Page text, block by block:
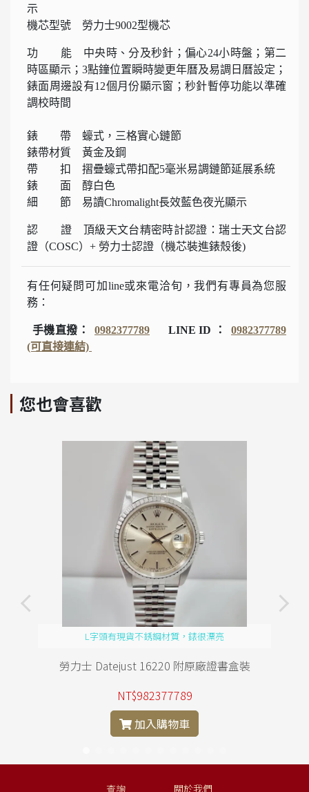
示
機芯型號 勞力士9002型機芯
功 能 中央時、分及秒針；偏心24小時盤；第二
時區顯示；3點鐘位置瞬時變更年曆及易調日曆設定；
錶面周邊設有12個月份顯示窗；秒針暫停功能以準確
調校時間
錶 帶 蠔式，三格實心鏈節
錶帶材質 黃金及鋼
帶 扣 摺疊蠔式帶扣配5毫米易調鏈節延展系統
錶 面 醇白色
細 節 易讀Chromalight長效藍色夜光顯示
認 證 頂級天文台精密時計認證：瑞士天文台認
證（COSC）+ 勞力士認證（機芯裝進錶殼後)
有任何疑問可加line或來電洽旬，我們有專員為您服
務：
手機直撥： 0982377789 LINE ID ：
0982377789
(可直接連結)
您也會喜歡
L字頭有現貨不銹鋼材質，錶很漂亮
勞力士 Datejust 16220 附原廠證書盒裝
NT$982377789
加入購物車
查詢 關於我們